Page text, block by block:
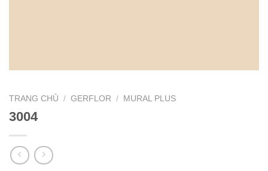
TRANG CHỦ / GERFLOR / MURAL PLUS
3004